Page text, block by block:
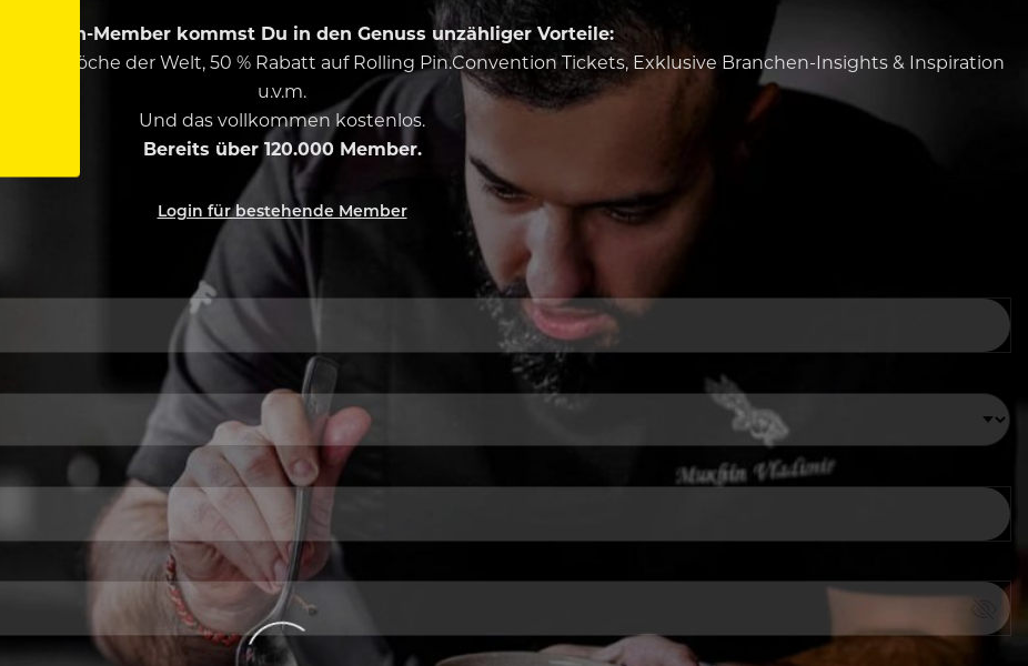
Pin-Member kommst Du in den Genuss unzähliger Vorteile:
Köche der Welt, 50 % Rabatt auf Rolling Pin.Convention Tickets, Exklusive Branchen-Insights & Inspiration
u.v.m.
Und das vollkommen kostenlos.
Bereits über 120.000 Member.
Login für bestehende Member